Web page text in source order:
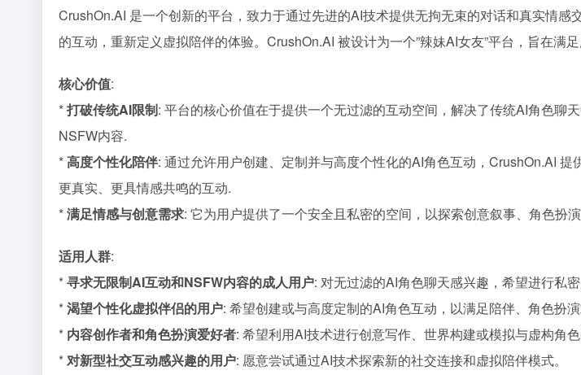
CrushOn.AI 是一个创新的平台，致力于通过先进的AI技术提供无拘无束的对话和真实情
的互动，重新定义虚拟陪伴的体验。CrushOn.AI 被设计为一个”辣妹AI女友”平台，旨在满
核心价值:
*打破传统AI限制: 平台的核心价值在于提供一个无过滤的互动空间，解决了传统AI角色
NSFW内容.
*高度个性化陪伴: 通过允许用户创建、定制并与高度个性化的AI角色互动，CrushOn.AI
更真实、更具情感共鸣的互动.
*满足情感与创意需求: 它为用户提供了一个安全且私密的空间，以探索创意叙事、角色扮
适用人群:
*寻求无限制AI互动和NSFW内容的成人用户: 对无过滤的AI角色聊天感兴趣，希望进行私
*渴望个性化虚拟伴侣的用户: 希望创建或与高度定制的AI角色互动，以满足陪伴、角色扮演
* 内容创作者和角色扮演爱好者: 希望利用AI技术进行创意写作、世界构建或模拟与虚构角
*对新型社交互动感兴趣的用户: 愿意尝试通过AI技术探索新的社交连接和虚拟陪伴模式。